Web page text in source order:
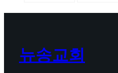
뉴송교회